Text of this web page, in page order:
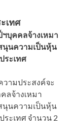
เทศ
ฯบุคคลจ้างเหมา
นุนความเป็นหุ้น
ระเทศ
ามประสงค์จะ
ลจ้างเหมา
นุนความเป็นหุ้น
ะเทศ จำนวน 2